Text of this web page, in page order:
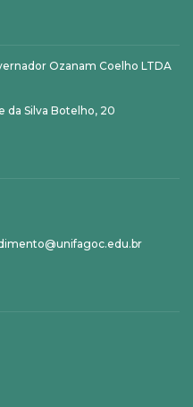
Ozanam Coelho LTDA
da Silva Botelho, 20